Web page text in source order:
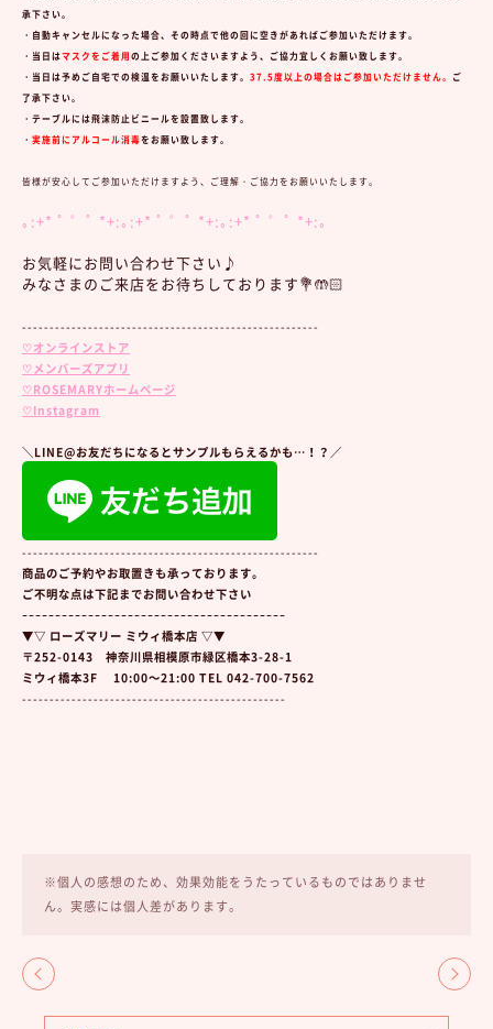
承下さい。
・自動キャンセルになった場合、その時点で他の回に空きがあればご参加いただけます。
・当日はマスクをご着用の上ご参加くださいますよう、ご協力宜しくお願い致します。
・当日は予めご自宅での検温をお願いいたします。 37.5度以上の場合はご参加いただけません。 ご
了承下さい。
・テーブルには飛沫防止ビニールを設置致します。
・ 実施前にアルコール消毒をお願い致します。
皆様が安心してご参加いただけますよう、ご理解・ご協力をお願いいたします。
｡:+* ﾟ ゜ﾟ *+:｡:+* ﾟ ゜ﾟ *+:｡:+* ﾟ ゜ﾟ *+:｡
お気軽にお問い合わせ下さい♪
みなさまのご来店をお待ちしております💐🤲🏻
------------------------------------------------------
♡オンラインストア
♡メンバーズアプリ
♡ROSEMARYホームページ
♡Instagram
＼LINE@お友だちになるとサンプルもらえるかも…！？／
------------------------------------------------------
商品のご予約やお取置きも承っております。
ご不明な点は下記までお問い合わせ下さい
ｰｰｰｰｰｰｰｰｰｰｰｰｰｰｰｰｰｰｰｰｰｰｰｰｰｰｰｰｰｰｰｰｰｰｰｰｰｰｰｰ
▼▽ ローズマリー ミウィ橋本店 ▽▼
〒252-0143 神奈川県相模原市緑区橋本3-28-1
ミウィ橋本3F 10:00～21:00 TEL 042-700-7562
------------------------------------------------
※個人の感想のため、効果効能をうたっているものではありませ
ん。実感には個人差があります。